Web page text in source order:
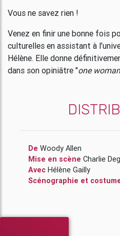
Vous ne savez rien !
Venez en finir une bonne fois
culturelles en assistant à
Hélène. Elle donne
dans son opiniâtre "one
De
Woody Allen
Mise en scène Charlie
Avec Hélène Gailly
Scénographie et